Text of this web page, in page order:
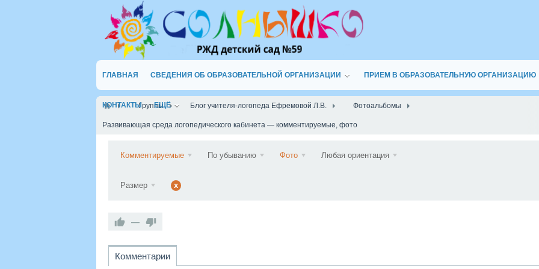
ГЛАВНАЯ СВЕДЕНИЯ ОБ ОБРАЗОВАТЕЛЬНОЙ ОРГАНИЗАЦИИ ПРИЕМ В ОБРАЗОВАТЕЛЬНУЮ ОРГАНИЗАЦИЮ
КОНТАКТЫ ЕЩЁ
Группы Блог учителя-логопеда Ефремовой Л.В. Фотоальбомы
Развивающая среда логопедического кабинета — комментируемые, фото
Комментируемые По убыванию Фото Любая ориентация
Размер x
—
Комментарии